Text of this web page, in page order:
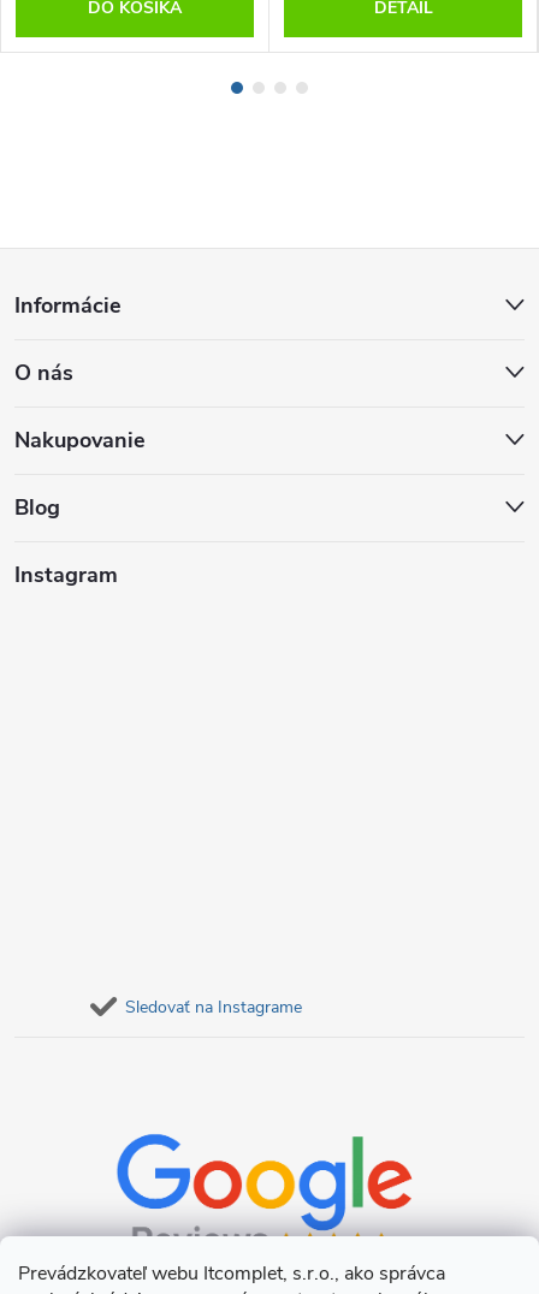
Prevádzkovateľ webu Itcomplet, s.r.o., ako správca
DO KOŠÍKA DETAIL
p
ä
Informácie
O nás
Nakupovanie
Blog
Instagram
Sledovať na Instagrame